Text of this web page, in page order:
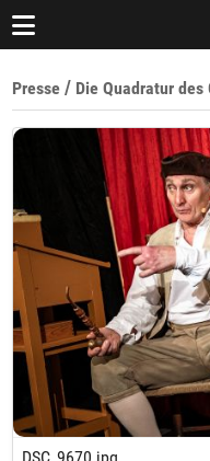
Presse / Die Quadratur